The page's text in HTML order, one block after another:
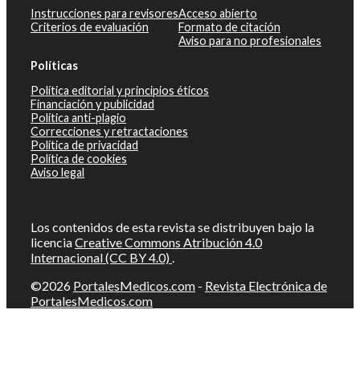
Instrucciones para revisores
Criterios de evaluación
Acceso abierto
Formato de citación
Aviso para no profesionales
Políticas
Política editorial y principios éticos
Financiación y publicidad
Política anti-plagio
Correcciones y retractaciones
Política de privacidad
Política de cookies
Aviso legal
Los contenidos de esta revista se distribuyen bajo la
licenciaCreative Commons Atribución 4.0
Internacional (CC BY 4.0) .
©2026 PortalesMedicos.com - Revista Electrónica de
PortalesMedicos.com